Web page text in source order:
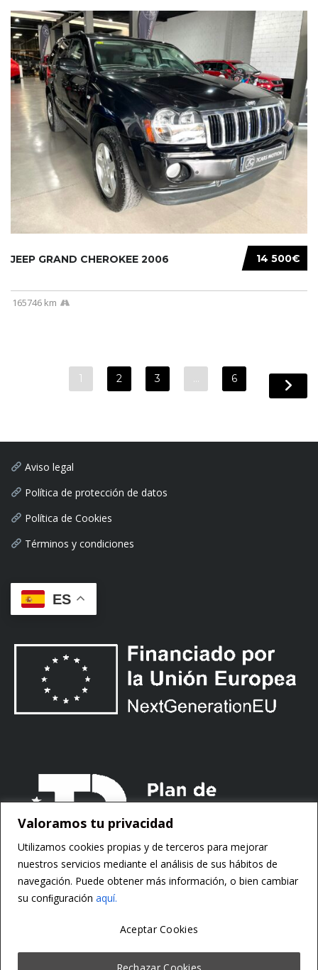
Valoramos tu privacidad
Utilizamos cookies propias y de terceros para mejorar
nuestros servicios mediante el análisis de sus hábitos de
navegación. Puede obtener más información, o bien cambiar
su conﬁguración aquí.
Rechazar Cookies
Aceptar Cookies
14 500€
JEEP GRAND CHEROKEE 2006
165746 km
1 2 3 … 6
Aviso legal
Política de protección de datos
Política de Cookies
Términos y condiciones
ES